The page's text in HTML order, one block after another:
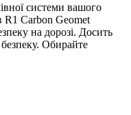
системи вашого
R1 Carbon Geomet
на дорозі. Досить
Обирайте